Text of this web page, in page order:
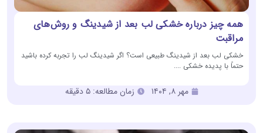
همه چیز درباره خشکی لب بعد از شیدینگ و روش‌های
مراقبت
خشکی لب بعد از شیدینگ طبیعی است؟ اگر شیدینگ لب را تجربه کرده باشید
حتماً با پدیده خشکی ....
مهر ۸, ۱۴۰۴ زمان مطالعه: ۵ دقیقه